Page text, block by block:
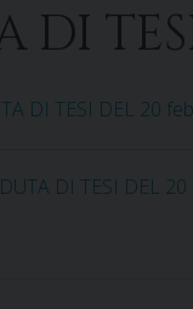
DI
DI TESI DEL 20
DI TESI DEL